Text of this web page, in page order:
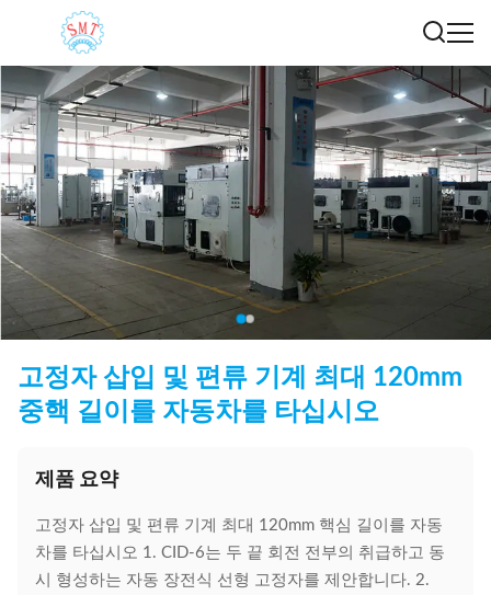
고정자 삽입 및 편류 기계 최대 120mm
중핵 길이를 자동차를 타십시오
제품 요약
고정자 삽입 및 편류 기계 최대 120mm 핵심 길이를 자동
차를 타십시오 1. CID-6는 두 끝 회전 전부의 취급하고 동
시 형성하는 자동 장전식 선형 고정자를 제안합니다. 2.